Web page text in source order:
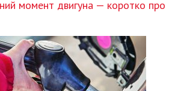
момент двигуна — коротко про